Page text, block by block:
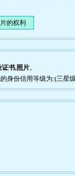
的权利
证书,照片。
身份信用等级为:(三星